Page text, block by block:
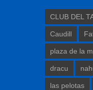
CLUB DEL
Caudill
plaza de la
dracu
las pelotas